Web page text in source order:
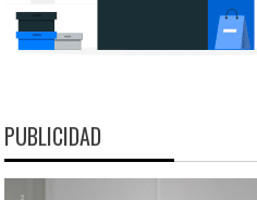
PUBLICIDAD